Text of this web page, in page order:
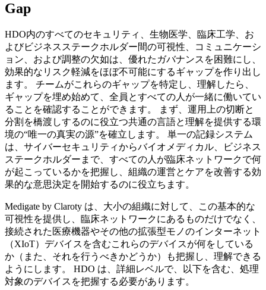
Gap
HDO内のすべてのセキュリティ、生物医学、臨床工学、お
よびビジネスステークホルダー間の可視性、コミュニケーシ
ョン、および調整の欠如は、優れたガバナンスを困難にし、
効果的なリスク軽減をほぼ不可能にするギャップを作り出し
ます。 チームがこれらのギャップを特定し、理解したら、
ギャップを埋め始めて、全員とすべての人が一緒に働いてい
ることを確認することができます。 まず、運用上の切断と
分割を橋渡しするのに役立つ共通の言語と理解を提供する環
境の“唯一の真実の源”を確立します。 単一の記録システム
は、サイバーセキュリティからバイオメディカル、ビジネス
ステークホルダーまで、すべての人が臨床ネットワークで何
が起こっているかを把握し、組織の運営とケアを改善する効
果的な意思決定を開始するのに役立ちます。
Medigate by Claroty は、大小の組織に対して、この基本的な
可視性を提供し、臨床ネットワークにあるものだけでなく、
接続された医療機器やその他の拡張型モノのインターネット
（XIoT）デバイスを含むこれらのデバイスが何をしている
か（また、それを行うべきかどうか）も把握し、理解できる
ようにします。 HDO は、詳細レベルで、以下を含む、処理
対象のデバイスを把握する必要があります。